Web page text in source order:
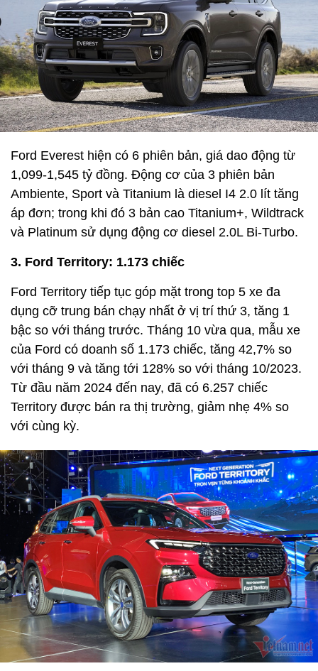
Ford Everest hiện có 6 phiên bản, giá dao động từ
1,099-1,545 tỷ đồng. Động cơ của 3 phiên bản
Ambiente, Sport và Titanium là diesel I4 2.0 lít tăng
áp đơn; trong khi đó 3 bản cao Titanium+, Wildtrack
và Platinum sử dụng động cơ diesel 2.0L Bi-Turbo.
3. Ford Territory: 1.173 chiếc
Ford Territory tiếp tục góp mặt trong top 5 xe đa
dụng cỡ trung bán chạy nhất ở vị trí thứ 3, tăng 1
bậc so với tháng trước. Tháng 10 vừa qua, mẫu xe
của Ford có doanh số 1.173 chiếc, tăng 42,7% so
với tháng 9 và tăng tới 128% so với tháng 10/2023.
Từ đầu năm 2024 đến nay, đã có 6.257 chiếc
Territory được bán ra thị trường, giảm nhẹ 4% so
với cùng kỳ.